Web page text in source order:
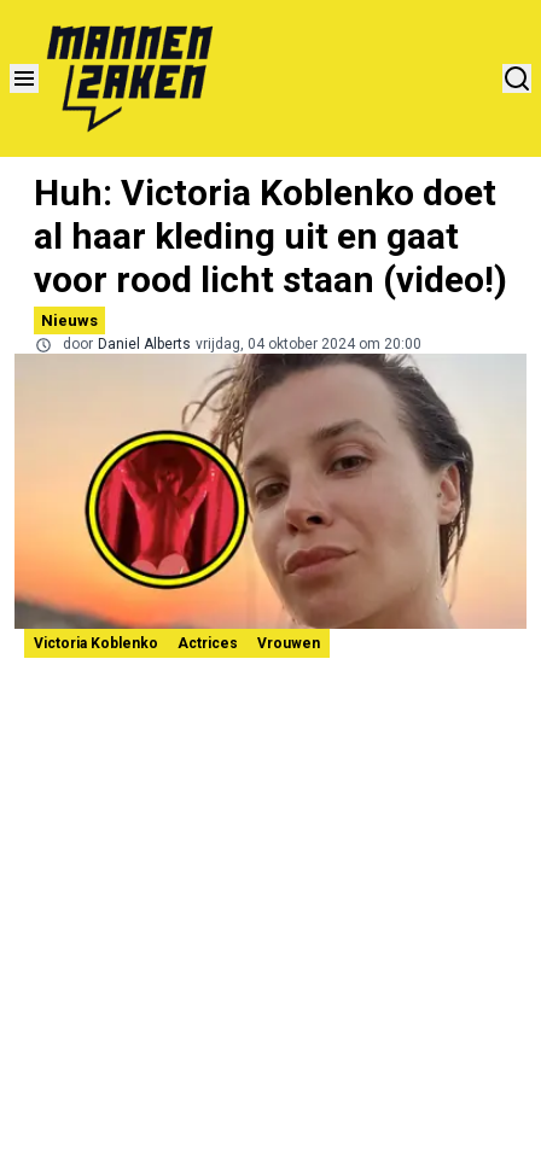
Huh: Victoria Koblenko doet
al haar kleding uit en gaat
voor rood licht staan (video!)
Nieuws
door Daniel Alberts vrijdag, 04 oktober 2024 om 20:00
Victoria Koblenko Actrices Vrouwen